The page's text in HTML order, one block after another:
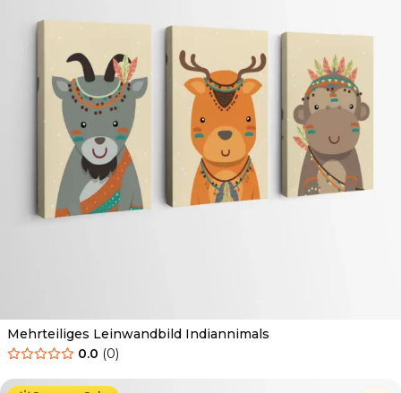
Mehrteiliges Leinwandbild Indiannimals
0.0 (0)
Ab 44.90 € 25.90